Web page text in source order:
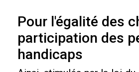
Pour l'égalité des
participation des
handicaps